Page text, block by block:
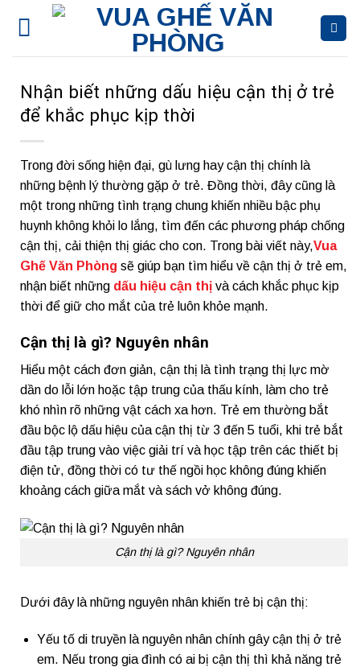
Nhận biết những dấu hiệu cận thị ở trẻ
để khắc phục kịp thời
Trong đời sống hiện đại, gù lưng hay cận thị chính là
những bệnh lý thường gặp ở trẻ. Đồng thời, đây cũng là
một trong những tình trạng chung khiến nhiều bậc phụ
huynh không khỏi lo lắng, tìm đến các phương pháp chống
cận thị, cải thiện thị giác cho con. Trong bài viết này,Vua
Ghế Văn Phòng sẽ giúp bạn tìm hiểu về cận thị ở trẻ em,
nhận biết những dấu hiệu cận thị và cách khắc phục kịp
thời để giữ cho mắt của trẻ luôn khỏe mạnh.
Cận thị là gì? Nguyên nhân
Hiểu một cách đơn giản, cận thị là tình trạng thị lực mờ
dần do lỗi lớn hoặc tập trung của thấu kính, làm cho trẻ
khó nhìn rõ những vật cách xa hơn. Trẻ em thường bắt
đầu bộc lộ dấu hiệu của cận thị từ 3 đến 5 tuổi, khi trẻ bắt
đầu tập trung vào việc giải trí và học tập trên các thiết bị
điện tử, đồng thời có tư thế ngồi học không đúng khiến
khoảng cách giữa mắt và sách vở không đúng.
Cận thị là gì? Nguyên nhân
Dưới đây là những nguyên nhân khiến trẻ bị cận thị:
Yếu tố di truyền là nguyên nhân chính gây cận thị ở trẻ
em. Nếu trong gia đình có ai bị cận thị thì khả năng trẻ